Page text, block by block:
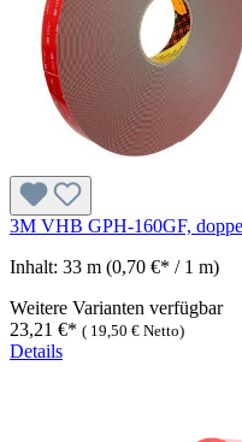
3M VHB GPH-160GF,
Inhalt: 33 m (0,70 €* / 1 m)
Weitere Varianten verfügbar
23,21 €* ( 19,50 € Netto)
Details